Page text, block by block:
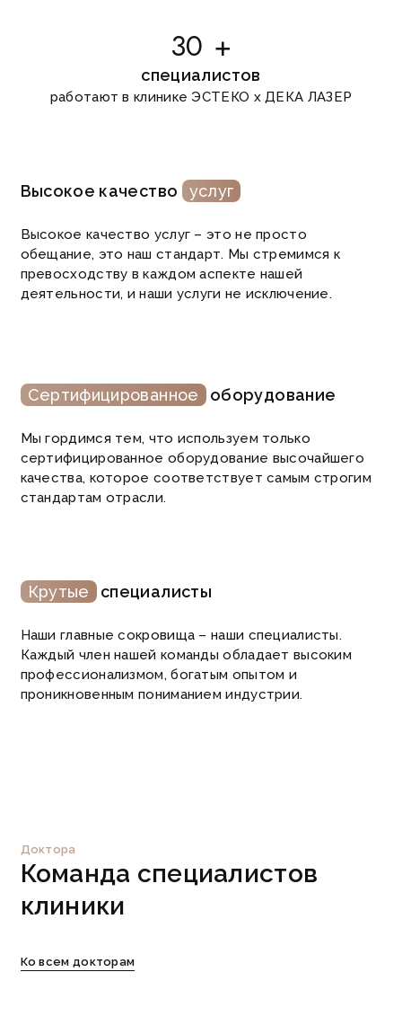
30 +
специалистов
работают в клинике ЭСТЕКО х ДЕКА ЛАЗЕР
Высокое качество услуг
Высокое качество услуг – это не просто
обещание, это наш стандарт. Мы стремимся к
превосходству в каждом аспекте нашей
деятельности, и наши услуги не исключение.
Cертифицированное оборудование
Мы гордимся тем, что используем только
сертифицированное оборудование высочайшего
качества, которое соответствует самым строгим
стандартам отрасли.
Крутые специалисты
Наши главные сокровища – наши специалисты.
Каждый член нашей команды обладает высоким
профессионализмом, богатым опытом и
проникновенным пониманием индустрии.
Доктора
Команда специалистов
клиники
Ко всем докторам